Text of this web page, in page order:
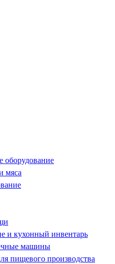
оборудование
мяса
и кухонный инвентарь
машины
пищевого производства